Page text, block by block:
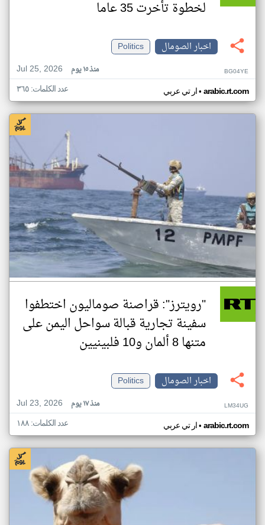
لخطوة تأخرت 35 عاما
اخبار الصومال
Politics
Jul 25, 2026
منذ ١٥ يوم BG04YE
ار تي عربي• arabic.rt.com عدد الكلمات: ٣٦٥
"رويترز": قراصنة صوماليون اختطفوا
سفينة تجارية قبالة سواحل اليمن على
متنها 8 ألمان و10 فلبينيين
اخبار الصومال
Politics
Jul 23, 2026
منذ ١٧ يوم LM34UG
ار تي عربي• arabic.rt.com عدد الكلمات: ١٨٨